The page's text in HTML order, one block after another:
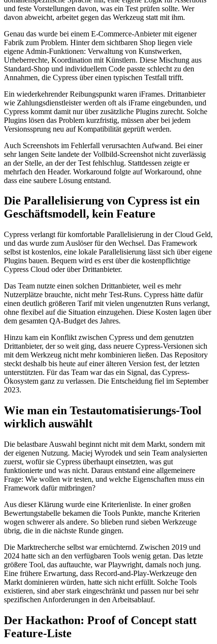
und feste Vorstellungen davon, was ein Test prüfen sollte. Wer
davon abweicht, arbeitet gegen das Werkzeug statt mit ihm.
Genau das wurde bei einem E-Commerce-Anbieter mit eigener
Fabrik zum Problem. Hinter dem sichtbaren Shop liegen viele
eigene Admin-Funktionen: Verwaltung von Kunstwerken,
Urheberrechte, Koordination mit Künstlern. Diese Mischung aus
Standard-Shop und individuellem Code passte schlecht zu den
Annahmen, die Cypress über einen typischen Testfall trifft.
Ein wiederkehrender Reibungspunkt waren iFrames. Drittanbieter
wie Zahlungsdienstleister werden oft als iFrame eingebunden, und
Cypress kommt damit nur über zusätzliche Plugins zurecht. Solche
Plugins lösen das Problem kurzfristig, müssen aber bei jedem
Versionssprung neu auf Kompatibilität geprüft werden.
Auch Screenshots im Fehlerfall verursachten Aufwand. Bei einer
sehr langen Seite landete der Vollbild-Screenshot nicht zuverlässig
an der Stelle, an der der Test fehlschlug. Stattdessen zeigte er
mehrfach den Header. Workaround folgte auf Workaround, ohne
dass eine saubere Lösung entstand.
Die Parallelisierung von Cypress ist ein
Geschäftsmodell, kein Feature
Cypress verlangt für komfortable Parallelisierung in der Cloud Geld,
und das wurde zum Auslöser für den Wechsel. Das Framework
selbst ist kostenlos, eine lokale Parallelisierung lässt sich über eigene
Plugins bauen. Bequem wird es erst über die kostenpflichtige
Cypress Cloud oder über Drittanbieter.
Das Team nutzte einen solchen Drittanbieter, weil es mehr
Nutzerplätze brauchte, nicht mehr Test-Runs. Cypress hätte dafür
einen deutlich größeren Tarif mit vielen ungenutzten Runs verlangt,
ohne flexibel auf die Situation einzugehen. Diese Kosten lagen über
dem gesamten QA-Budget des Jahres.
Hinzu kam ein Konflikt zwischen Cypress und dem genutzten
Drittanbieter, der so weit ging, dass neuere Cypress-Versionen sich
mit dem Werkzeug nicht mehr kombinieren ließen. Das Repository
steckt deshalb bis heute auf einer älteren Version fest, der letzten
unterstützten. Für das Team war das ein Signal, das Cypress-
Ökosystem ganz zu verlassen. Die Entscheidung fiel im September
2023.
Wie man ein Testautomatisierungs-Tool
wirklich auswählt
Die belastbare Auswahl beginnt nicht mit dem Markt, sondern mit
der eigenen Nutzung. Maciej Wyrodek und sein Team analysierten
zuerst, wofür sie Cypress überhaupt einsetzten, was gut
funktionierte und was nicht. Daraus entstand eine allgemeinere
Frage: Wie wollen wir testen, und welche Eigenschaften muss ein
Framework dafür mitbringen?
Aus dieser Klärung wurde eine Kriterienliste. In einer großen
Bewertungstabelle bekamen die Tools Punkte, manche Kriterien
wogen schwerer als andere. So blieben rund sieben Werkzeuge
übrig, die in die nächste Runde gingen.
Die Marktrecherche selbst war ernüchternd. Zwischen 2019 und
2024 hatte sich an den verfügbaren Tools wenig getan. Das letzte
größere Tool, das auftauchte, war Playwright, damals noch jung.
Eine frühere Erwartung, dass Record-and-Play-Werkzeuge den
Markt dominieren würden, hatte sich nicht erfüllt. Solche Tools
existieren, sind aber stark eingeschränkt und passen nur bei sehr
spezifischen Anforderungen in den Arbeitsablauf.
Der Hackathon: Proof of Concept statt
Feature-Liste